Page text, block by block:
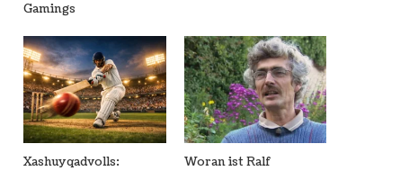
Gamings
Xashuyqadvolls:
Woran ist Ralf